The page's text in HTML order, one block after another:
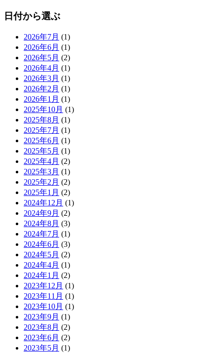
日付から選ぶ
2026年7月 (1)
2026年6月 (1)
2026年5月 (2)
2026年4月 (1)
2026年3月 (1)
2026年2月 (1)
2026年1月 (1)
2025年10月 (1)
2025年8月 (1)
2025年7月 (1)
2025年6月 (1)
2025年5月 (1)
2025年4月 (2)
2025年3月 (1)
2025年2月 (2)
2025年1月 (2)
2024年12月 (1)
2024年9月 (2)
2024年8月 (3)
2024年7月 (1)
2024年6月 (3)
2024年5月 (2)
2024年4月 (1)
2024年1月 (2)
2023年12月 (1)
2023年11月 (1)
2023年10月 (1)
2023年9月 (1)
2023年8月 (2)
2023年6月 (2)
2023年5月 (1)